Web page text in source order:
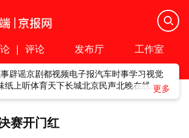
| 评论 发布厅 工作室
辟谣京剧都视频电子报汽车时事学习视觉
纸上听体育天下长城北京民声北晚在线
赛开门红